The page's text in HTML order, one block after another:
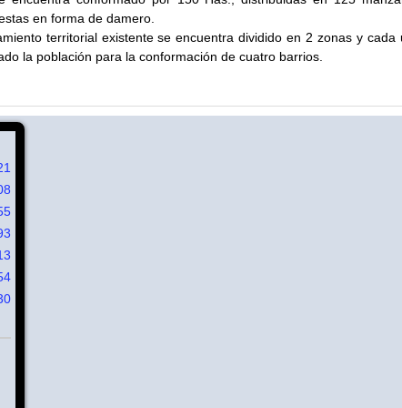
en forma de damero.
territorial existente se encuentra dividido en 2 zonas y cada
la población para la conformación de cuatro barrios.